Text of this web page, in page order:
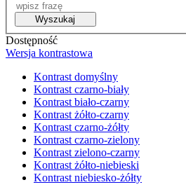
Wyszukaj
Dostępność
Wersja kontrastowa
Kontrast domyślny
Kontrast czarno-biały
Kontrast biało-czarny
Kontrast żółto-czarny
Kontrast czarno-żółty
Kontrast czarno-zielony
Kontrast zielono-czarny
Kontrast żółto-niebieski
Kontrast niebiesko-żółty